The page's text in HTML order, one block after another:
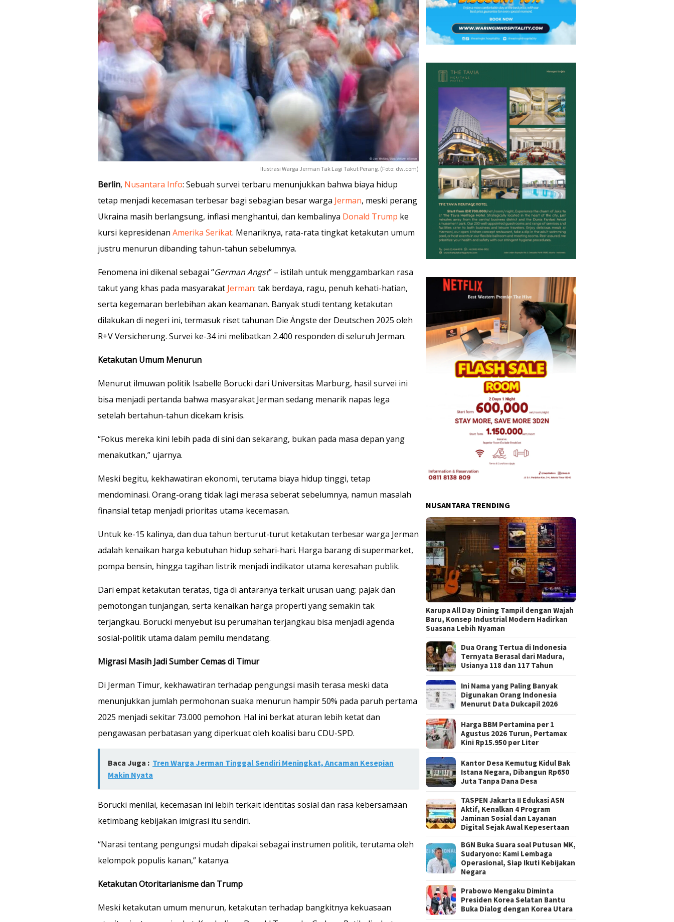
Ilustrasi Warga Jerman Tak Lagi Takut Perang. (Foto: dw.com)
Berlin, Nusantara Info: Sebuah survei terbaru menunjukkan bahwa biaya hidup
tetap menjadi kecemasan terbesar bagi sebagian besar warga Jerman, meski perang
Ukraina masih berlangsung, inflasi menghantui, dan kembalinya Donald Trump ke
kursi kepresidenan Amerika Serikat. Menariknya, rata-rata tingkat ketakutan umum
justru menurun dibanding tahun-tahun sebelumnya.
Fenomena ini dikenal sebagai “German Angst” – istilah untuk menggambarkan rasa
takut yang khas pada masyarakat Jerman: tak berdaya, ragu, penuh kehati-hatian,
serta kegemaran berlebihan akan keamanan. Banyak studi tentang ketakutan
dilakukan di negeri ini, termasuk riset tahunan Die Ängste der Deutschen 2025 oleh
R+V Versicherung. Survei ke-34 ini melibatkan 2.400 responden di seluruh Jerman.
Ketakutan Umum Menurun
Menurut ilmuwan politik Isabelle Borucki dari Universitas Marburg, hasil survei ini
bisa menjadi pertanda bahwa masyarakat Jerman sedang menarik napas lega
setelah bertahun-tahun dicekam krisis.
“Fokus mereka kini lebih pada di sini dan sekarang, bukan pada masa depan yang
menakutkan,” ujarnya.
Meski begitu, kekhawatiran ekonomi, terutama biaya hidup tinggi, tetap
mendominasi. Orang-orang tidak lagi merasa seberat sebelumnya, namun masalah
finansial tetap menjadi prioritas utama kecemasan.
Untuk ke-15 kalinya, dan dua tahun berturut-turut ketakutan terbesar warga Jerman
adalah kenaikan harga kebutuhan hidup sehari-hari. Harga barang di supermarket,
pompa bensin, hingga tagihan listrik menjadi indikator utama keresahan publik.
Dari empat ketakutan teratas, tiga di antaranya terkait urusan uang: pajak dan
pemotongan tunjangan, serta kenaikan harga properti yang semakin tak
terjangkau. Borucki menyebut isu perumahan terjangkau bisa menjadi agenda
sosial-politik utama dalam pemilu mendatang.
Migrasi Masih Jadi Sumber Cemas di Timur
Di Jerman Timur, kekhawatiran terhadap pengungsi masih terasa meski data
menunjukkan jumlah permohonan suaka menurun hampir 50% pada paruh pertama
2025 menjadi sekitar 73.000 pemohon. Hal ini berkat aturan lebih ketat dan
pengawasan perbatasan yang diperkuat oleh koalisi baru CDU-SPD.
Baca Juga : Tren Warga Jerman Tinggal Sendiri Meningkat, Ancaman Kesepian
Makin Nyata
Borucki menilai, kecemasan ini lebih terkait identitas sosial dan rasa kebersamaan
ketimbang kebijakan imigrasi itu sendiri.
“Narasi tentang pengungsi mudah dipakai sebagai instrumen politik, terutama oleh
kelompok populis kanan,” katanya.
Ketakutan Otoritarianisme dan Trump
Meski ketakutan umum menurun, ketakutan terhadap bangkitnya kekuasaan
NUSANTARA TRENDING
Karupa All Day Dining Tampil dengan Wajah
Baru, Konsep Industrial Modern Hadirkan
Suasana Lebih Nyaman
Dua Orang Tertua di Indonesia
Ternyata Berasal dari Madura,
Usianya 118 dan 117 Tahun
Ini Nama yang Paling Banyak
Digunakan Orang Indonesia
Menurut Data Dukcapil 2026
Harga BBM Pertamina per 1
Agustus 2026 Turun, Pertamax
Kini Rp15.950 per Liter
Kantor Desa Kemutug Kidul Bak
Istana Negara, Dibangun Rp650
Juta Tanpa Dana Desa
TASPEN Jakarta II Edukasi ASN
Aktif, Kenalkan 4 Program
Jaminan Sosial dan Layanan
Digital Sejak Awal Kepesertaan
BGN Buka Suara soal Putusan MK,
Sudaryono: Kami Lembaga
Operasional, Siap Ikuti Kebijakan
Negara
Prabowo Mengaku Diminta
Presiden Korea Selatan Bantu
Buka Dialog dengan Korea Utara